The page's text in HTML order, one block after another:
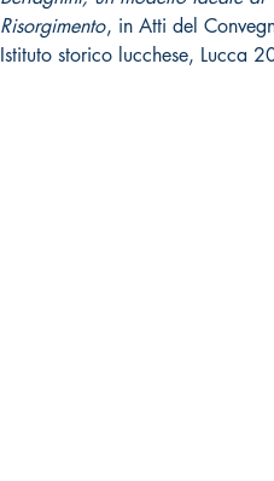
Risorgimento, in Atti del
Istituto storico lucchese, Lucca